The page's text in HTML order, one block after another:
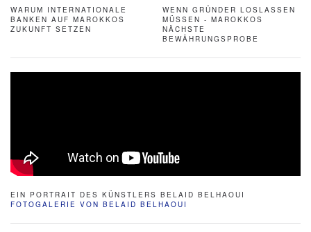
WARUM INTERNATIONALE
BANKEN AUF MAROKKOS
ZUKUNFT SETZEN
WENN GRÜNDER LOSLASSEN
MÜSSEN - MAROKKOS
NÄCHSTE
BEWÄHRUNGSPROBE
EIN PORTRAIT DES KÜNSTLERS BELAID BELHAOUI
FOTOGALERIE VON BELAID BELHAOUI